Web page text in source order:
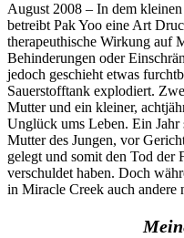
August 2008 – In dem
betreibt Pak Yoo eine Art
therapeuthische Wirkung auf
Behinderungen oder
jedoch geschieht etwas
Sauerstofftank explodiert.
Mutter und ein kleiner,
Unglück ums Leben. Ein Jahr
Mutter des Jungen, vor
gelegt und somit den Tod der
verschuldet haben. Doch
in Miracle Creek auch andere